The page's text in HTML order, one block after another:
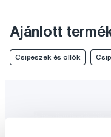
Ajánlott
Csipeszek és ollók